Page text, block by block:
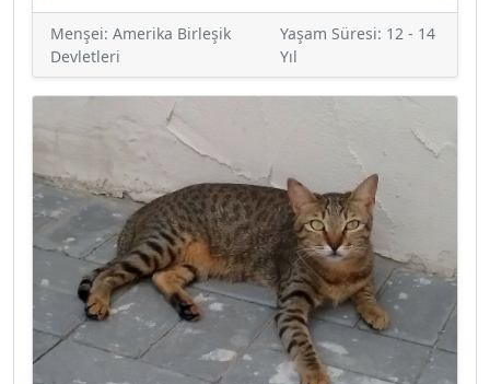
Menşei: Amerika Birleşik
Devletleri
Yaşam Süresi: 12 - 14
Yıl